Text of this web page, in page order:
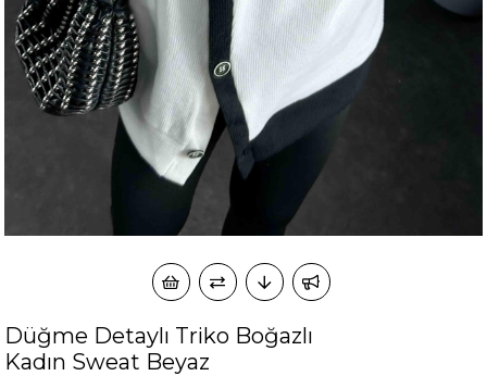
Düğme Detaylı Triko Boğazlı
Kadın Sweat Beyaz